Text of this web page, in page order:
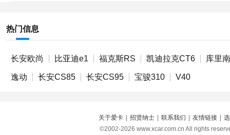
热门信息
长安欧尚 比亚迪e1 福克斯RS 凯迪拉克CT6 库里南
逸动 长安CS85 长安CS95 宝骏310 V40
关于爱卡 招贤纳士 联系我们 友情链接
©2002-2026 www.xcar.com.cn All rights